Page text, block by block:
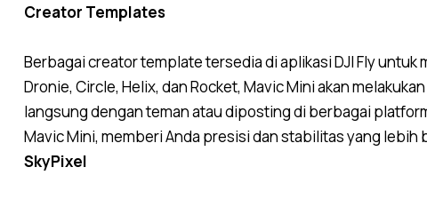
Creator Templates
Berbagai creator template tersedia di aplikasi DJI Fly
Dronie, Circle, Helix, dan Rocket, Mavic Mini akan
langsung dengan teman atau diposting di berbagai
Mavic Mini, memberi Anda presisi dan stabilitas yang lebih
SkyPixel